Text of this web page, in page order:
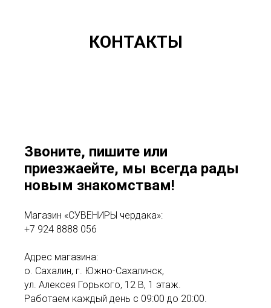
КОНТАКТЫ
Звоните, пишите или
приезжаейте, мы всегда рады
новым знакомствам!
Магазин «СУВЕНИРЫ чердака»:
+7 924 8888 056
Адрес магазина:
о. Сахалин, г. Южно-Сахалинск,
ул. Алексея Горького, 12 В, 1 этаж.
Работаем каждый день с 09:00 до 20:00.